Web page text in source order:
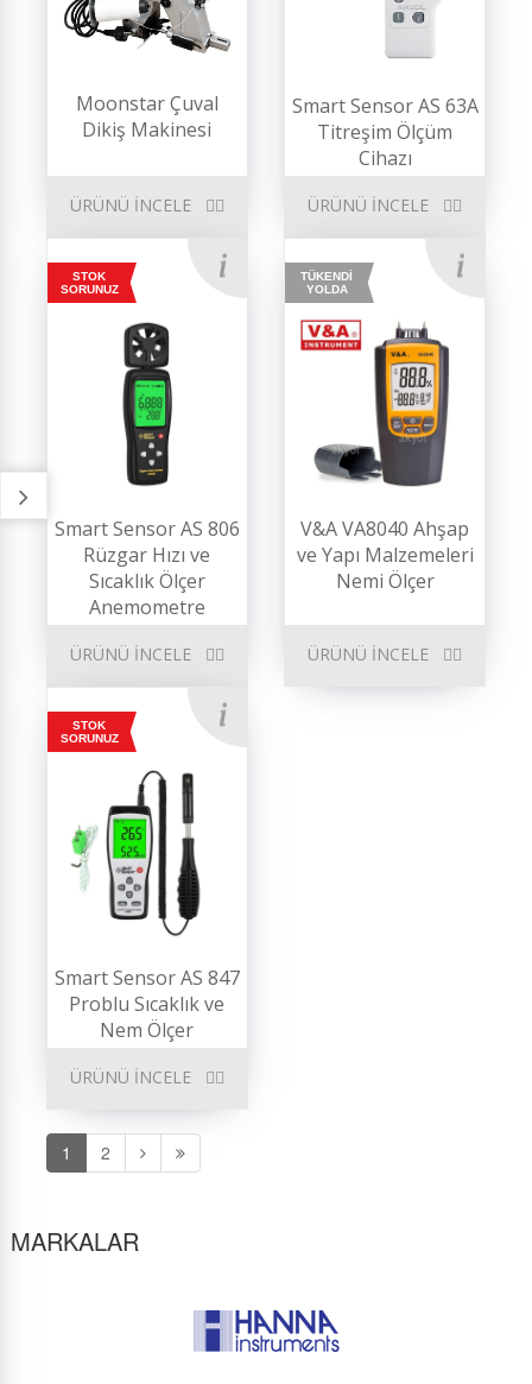
Moonstar Çuval
Dikiş Makinesi
ÜRÜNÜ İNCELE
Smart Sensor AS 63A
Titreşim Ölçüm
Cihazı
ÜRÜNÜ İNCELE
STOK
SORUNUZ
Smart Sensor AS 806
Rüzgar Hızı ve
Sıcaklık Ölçer
Anemometre
ÜRÜNÜ İNCELE
TÜKENDİ
YOLDA
V&A VA8040 Ahşap
ve Yapı Malzemeleri
Nemi Ölçer
ÜRÜNÜ İNCELE
STOK
SORUNUZ
Smart Sensor AS 847
Problu Sıcaklık ve
Nem Ölçer
ÜRÜNÜ İNCELE
1 2
MARKALAR